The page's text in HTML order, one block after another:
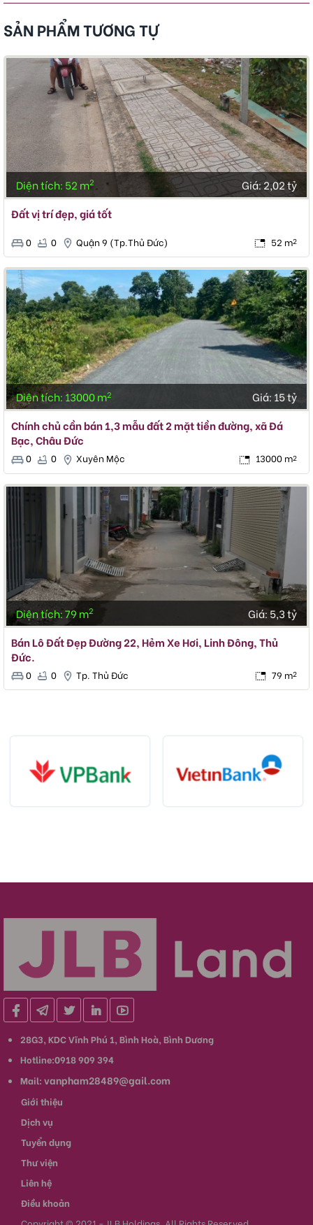
SẢN PHẨM TƯƠNG TỰ
Diện tích: 52 m2 Giá:2,02 tỷ
Đất vị trí đẹp, giá tốt
0 0 Quận 9 (Tp.Thủ Đức) 52 m2
Diện tích: 13000 m2 Giá: 15 tỷ
Chính chủ cần bán 1,3 mẫu đất 2 mặt tiền đường, xã Đá
Bạc, Châu Đức
0 0 Xuyên Mộc 13000 m2
Diện tích: 79 m2 Giá: 5,3 tỷ
Bán Lô Đất Đẹp Đường 22, Hẻm Xe Hơi, Linh Đông, Thủ
Đức.
0 0 Tp. Thủ Đức 79 m2
28G3, KDC Vĩnh Phú 1, Bình Hoà, Bình Dương
Hotline:0918 909 394
Mail: vanpham28489@gail.com
Giới thiệu
Dịch vụ
Tuyển dụng
Thư viện
Liên hệ
Điều khoản